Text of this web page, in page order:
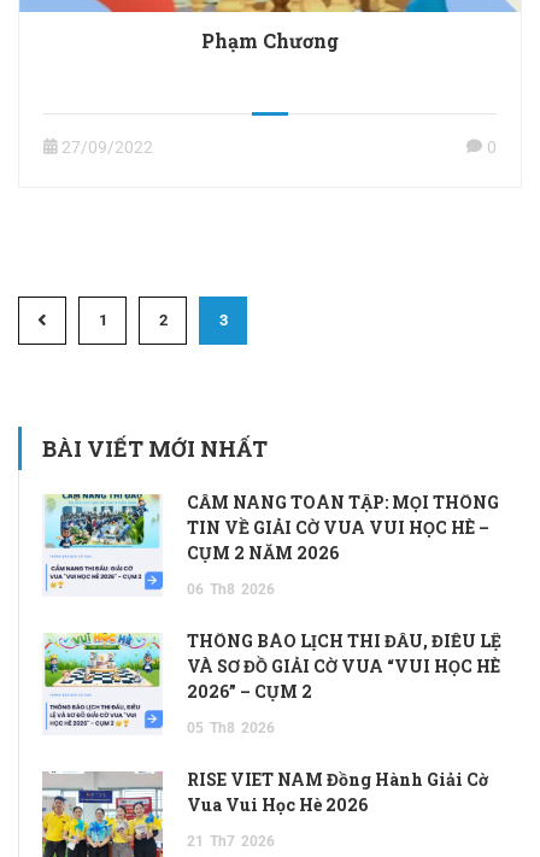
Phạm Chương
27/09/2022 0
1 2 3
BÀI VIẾT MỚI NHẤT
CẨM NANG TOÀN TẬP: MỌI THÔNG
TIN VỀ GIẢI CỜ VUA VUI HỌC HÈ –
CỤM 2 NĂM 2026
06 Th8 2026
THÔNG BÁO LỊCH THI ĐẤU, ĐIỀU LỆ
VÀ SƠ ĐỒ GIẢI CỜ VUA “VUI HỌC HÈ
2026” – CỤM 2
05 Th8 2026
RISE VIET NAM Đồng Hành Giải Cờ
Vua Vui Học Hè 2026
21 Th7 2026